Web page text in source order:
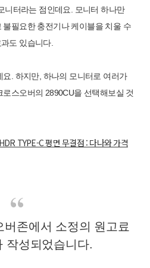
니터라는 점인데요. 모니터 하나만
필요한 충전기나 케이블을 치울 수
도 있습니다.
. 하지만, 하나의 모니터로 여러가
스오버의 2890CU을 선택해보실 것
TYPE-C 평면 무결점 : 다나와 가격
버존에서 소정의 원고료
작성되었습니다.